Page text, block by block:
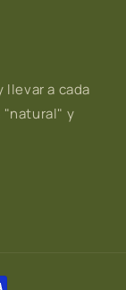
llevar a cada
"natural" y